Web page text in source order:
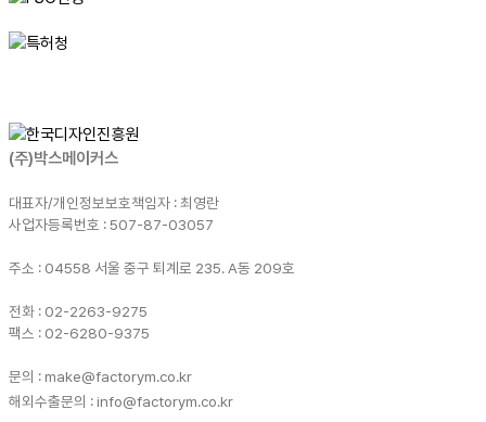
(주)박스메이커스
대표자/개인정보보호책임자 : 최영란
사업자등록번호 : 507-87-03057
주소 : 04558 서울 중구 퇴계로 235. A동 209호
전화 : 02-2263-9275
팩스 : 02-6280-9375
문의 : make@factorym.co.kr
해외수출문의 : info@factorym.co.kr